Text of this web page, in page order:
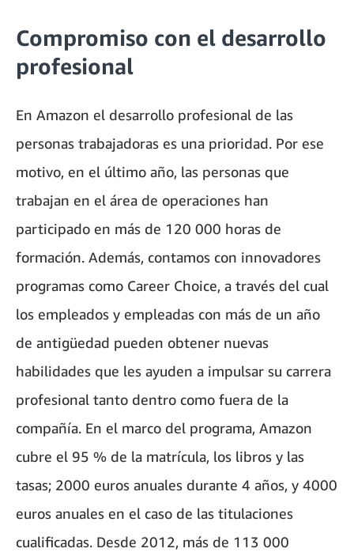
Compromiso con el desarrollo
profesional
En Amazon el desarrollo profesional de las
personas trabajadoras es una prioridad. Por ese
motivo, en el último año, las personas que
trabajan en el área de operaciones han
participado en más de 120 000 horas de
formación. Además, contamos con innovadores
programas como Career Choice, a través del cual
los empleados y empleadas con más de un año
de antigüedad pueden obtener nuevas
habilidades que les ayuden a impulsar su carrera
profesional tanto dentro como fuera de la
compañía. En el marco del programa, Amazon
cubre el 95 % de la matrícula, los libros y las
tasas; 2000 euros anuales durante 4 años, y 4000
euros anuales en el caso de las titulaciones
cualificadas. Desde 2012, más de 113 000